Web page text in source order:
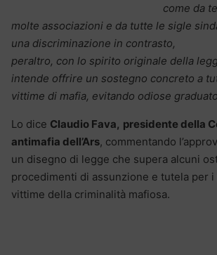
come da
molte associazioni e da tutte le sigle
una discriminazione in contrasto,
peraltro, con lo spirito originale della
intende offrire un sostegno concreto a
vittime di mafia, evitando odiose
Lo dice Claudio Fava, presidente della
antimafia dell’Ars, commentando
un disegno di legge che supera alcuni
procedimenti di assunzione e tutela per
vittime della criminalità mafiosa.